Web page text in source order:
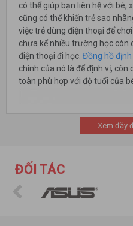
có thể giúp bạn liên hệ với bé,
cũng có thể khiến trẻ sao
việc trẻ dùng điện thoại để
chưa kể nhiều trường học còn
điện thoại đi học. Đồng hồ định
chính của nó là để định vị,
toàn phù hợp với độ tuổi của
Xem đầy
ĐỐI TÁC